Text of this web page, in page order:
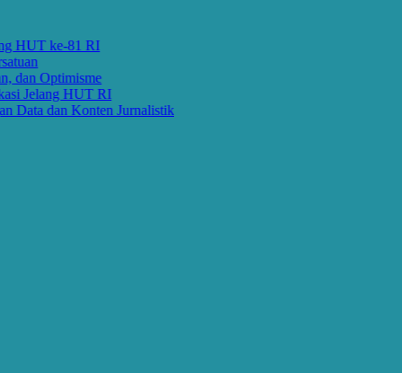
ke-81 RI
Optimisme
Jelang HUT RI
dan Konten Jurnalistik